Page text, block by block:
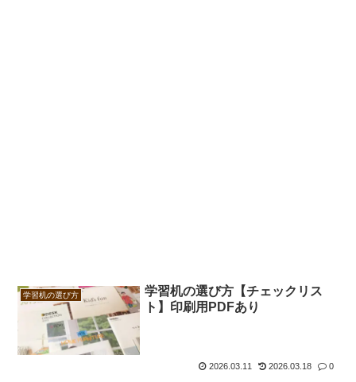
学習机の選び方
学習机の選び方【チェックリス
ト】印刷用PDFあり
2026.03.11 2026.03.18 0